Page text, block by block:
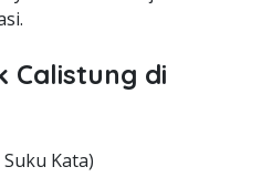
Calistung di
Kata)